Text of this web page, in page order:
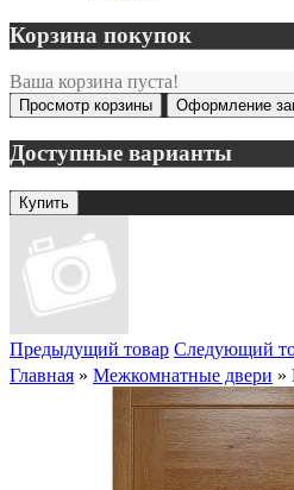
Корзина покупок
Ваша корзина пуста!
Просмотр корзины Оформление
Доступные варианты
Предыдущий товар Следующий
Главная » Межкомнатные двери »